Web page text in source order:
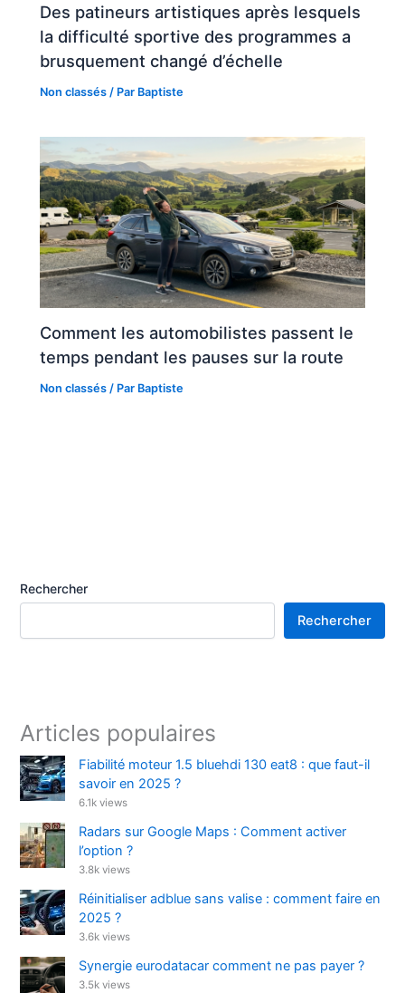
Des patineurs artistiques après lesquels
la difficulté sportive des programmes a
brusquement changé d’échelle
Non classés / Par Baptiste
Comment les automobilistes passent le
temps pendant les pauses sur la route
Non classés / Par Baptiste
Rechercher
Rechercher
Articles populaires
Fiabilité moteur 1.5 bluehdi 130 eat8 : que faut-il
savoir en 2025 ?
6.1k views
Radars sur Google Maps : Comment activer
l’option ?
3.8k views
Réinitialiser adblue sans valise : comment faire en
2025 ?
3.6k views
Synergie eurodatacar comment ne pas payer ?
3.5k views